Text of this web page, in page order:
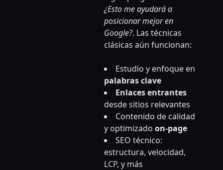
¿Esto me ayudará a
posicionar mejor en
Google?. Las técnicas
clásicas aún funcionan:
Estudio y enfoque en
palabras clave
Enlaces entrantes
desde sitios relevantes
Contenido de calidad
y optimizado on-page
SEO técnico:
estructura, velocidad,
LCP, y más